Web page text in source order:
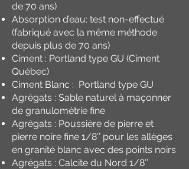
de 70 ans)
Absorption d’eau: test non-effectué
(fabriqué avec la même méthode
depuis plus de 70 ans)
Ciment : Portland type GU (Ciment
Québec)
Ciment Blanc : Portland type GU
Agrégats : Sable naturel à maçonner
de granulométrie fine
Agrégats : Poussière de pierre et
pierre noire fine 1/8’’ pour les allèges
en granité blanc avec des points noirs
Agrégats : Calcite du Nord 1/8’’